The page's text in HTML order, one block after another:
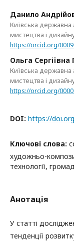
Данило
Київська
мистецтва і
https://orcid.org/
Ольга Сергіївна
Київська
мистецтва і
https://orcid.org/
DOI: https://
Ключові слова:
художньо-
технології,
Анотація
У статті
тенденції